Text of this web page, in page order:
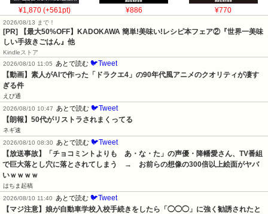
¥1,870 (+561pt) ¥886 ¥770
2026/08/13 まで！
[PR] 【最大50%OFF】KADOKAWA 簡単!美味い!レシピ本フェア②『世界一美味
しい手抜きごはん』他
Kindleストア
2026/08/10 11:05
あとで読む 🐦Tweet
【動画】素人がAIで作った「ドラクエ4」の90年代風アニメのクオリティが凄す
ぎる件
えび通
2026/08/10 10:47
あとで読む 🐦Tweet
【朗報】50代がリストラされまくってる
ネギ速
2026/08/10 08:30
あとで読む 🐦Tweet
【放送事故】「チョコミントよりも　あ・な・た」の声優・降幡愛さん、TV番組
で巨大落とし穴に落とされてしまう　→　お前らの想像の300倍以上絵面がヤバ
いｗｗｗｗ
はちま起稿
2026/08/10 11:40
あとで読む 🐦Tweet
【マジ注意】娘が自動車学校入校手続きをしたら「◯◯◯」に強く勧誘されたと